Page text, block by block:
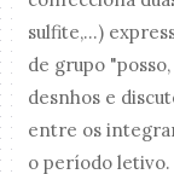
sulfite,...)
de grupo
desnhos e
entre os
o período